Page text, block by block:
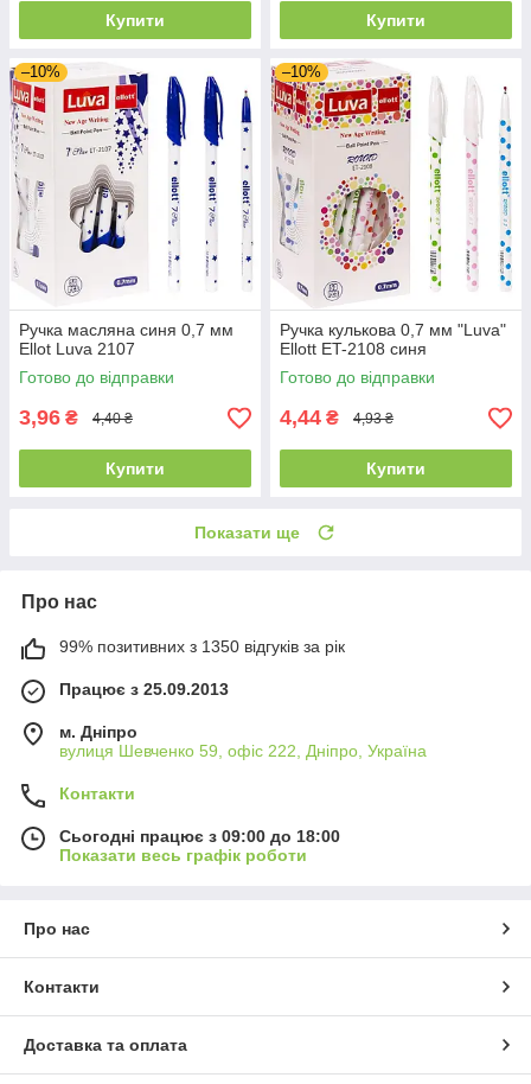
Купити Купити
–10%
Ручка масляна синя 0,7 мм
Ellot Luva 2107
Готово до відправки
3,96 ₴ 4,40 ₴
Купити
–10%
Ручка кулькова 0,7 мм "Luva"
Ellott ET-2108 синя
Готово до відправки
4,44 ₴ 4,93 ₴
Купити
Показати ще
Про нас
99% позитивних з 1350 відгуків за рік
Працює з 25.09.2013
м. Дніпро
вулиця Шевченко 59, офіс 222, Дніпро, Україна
Контакти
Сьогодні працює з 09:00 до 18:00
Показати весь графік роботи
Про нас
Контакти
Доставка та оплата